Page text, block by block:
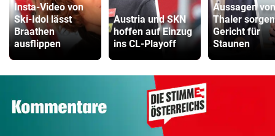
Insta-Video von
Ski-Idol lässt
Braathen
ausflippen
Austria und SKN
hoffen auf Einzug
ins CL-Playoff
Aussagen von
Thaler
Gericht für
Staunen